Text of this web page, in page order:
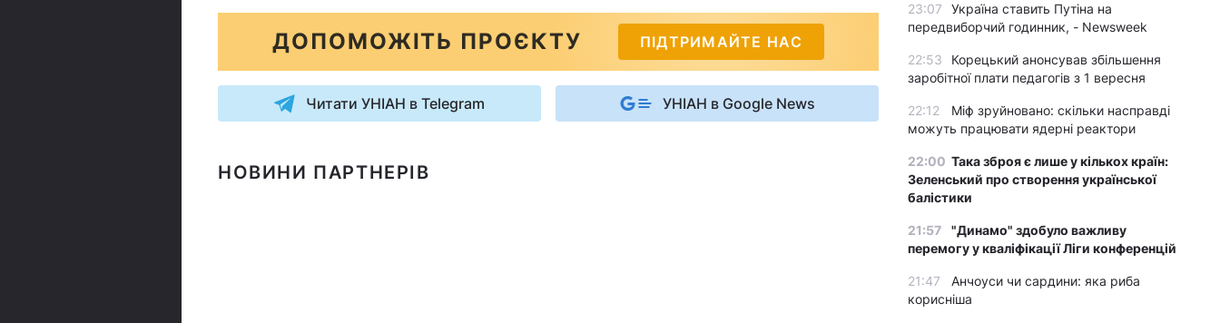
ДОПОМОЖІТЬ ПРОЄКТУ ПІДТРИМАЙТЕ НАС
Читати УНІАН в Telegram УНІАН в Google News
НОВИНИ ПАРТНЕРІВ
23:07
Україна ставить Путіна на
передвиборчий годинник, - Newsweek
22:53
Корецький анонсував збільшення
заробітної плати педагогів з 1 вересня
22:12
Міф зруйновано: скільки насправді
можуть працювати ядерні реактори
22:00 Така зброя є лише у кількох країн:
Зеленський про створення української
балістики
21:57
"Динамо" здобуло важливу
перемогу у кваліфікації Ліги конференцій
21:47
Анчоуси чи сардини: яка риба
корисніша